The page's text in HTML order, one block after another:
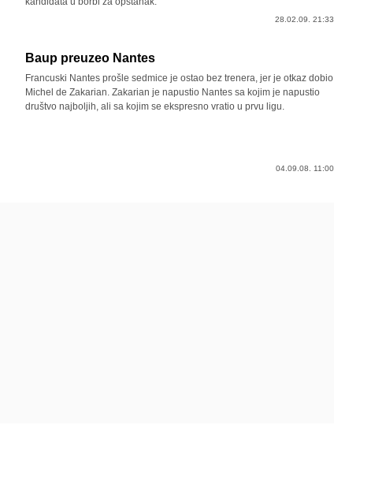
28.02.09. 21:33
Baup preuzeo Nantes
Francuski Nantes prošle sedmice je ostao bez trenera, jer je otkaz dobio
Michel de Zakarian. Zakarian je napustio Nantes sa kojim je napustio
društvo najboljih, ali sa kojim se ekspresno vratio u prvu ligu.
04.09.08. 11:00